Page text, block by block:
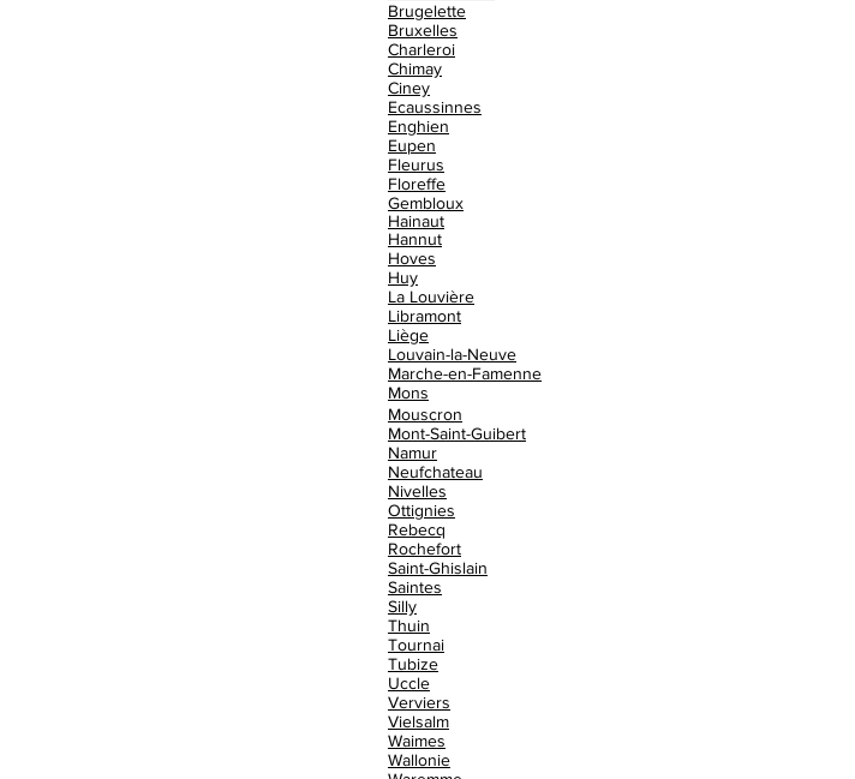
Brugelette
Bruxelles
Charleroi
Chimay
Ciney
Ecaussinnes
Enghien
Eupen
Fleurus
Floreffe
Gembloux
Hainaut
Hannut
Hoves
Huy
La Louvière
Libramont
Liège
Louvain-la-Neuve
Marche-en-Famenne
Mons
Mouscron
Mont-Saint-Guibert
Namur
Neufchateau
Nivelles
Ottignies
Rebecq
Rochefort
Saint-Ghislain
Saintes
Silly
Thuin
Tournai
Tubize
Uccle
Verviers
Vielsalm
Waimes
Wallonie